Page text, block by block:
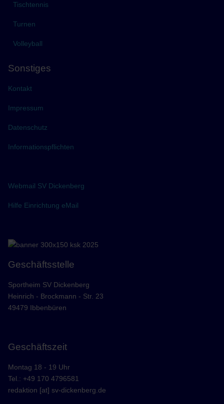
Tischtennis
Turnen
Volleyball
Sonstiges
Kontakt
Impressum
Datenschutz
Informationspflichten
Webmail SV Dickenberg
Hilfe Einrichtung eMail
Geschäftsstelle
Sportheim SV Dickenberg
Heinrich - Brockmann - Str. 23
49479 Ibbenbüren
Geschäftszeit
Montag 18 - 19 Uhr
Tel.: +49 170 4796581
redaktion [at] sv-dickenberg.de